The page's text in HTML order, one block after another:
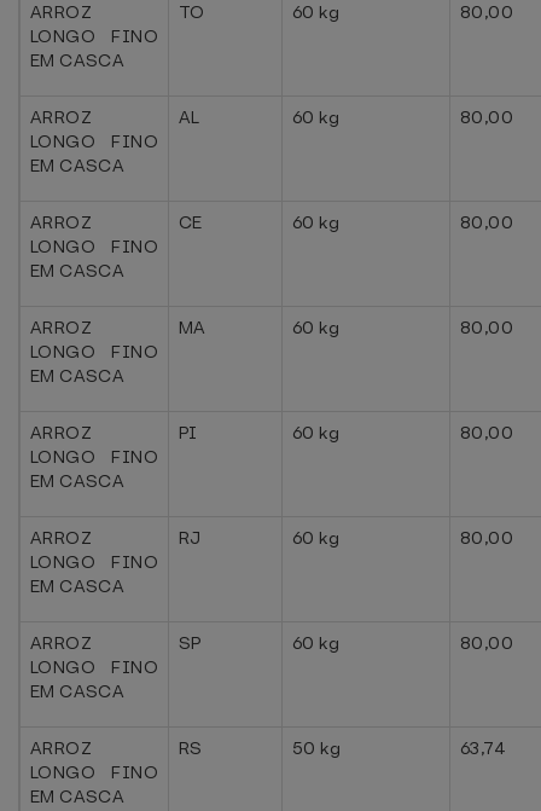
ARROZ
LONGO FINO
EM CASCA
TO 60 kg 80,00
ARROZ
LONGO FINO
EM CASCA
AL 60 kg 80,00
ARROZ
LONGO FINO
EM CASCA
CE 60 kg 80,00
ARROZ
LONGO FINO
EM CASCA
MA 60 kg 80,00
ARROZ
LONGO FINO
EM CASCA
PI 60 kg 80,00
ARROZ
LONGO FINO
EM CASCA
RJ 60 kg 80,00
ARROZ
LONGO FINO
EM CASCA
SP 60 kg 80,00
ARROZ
LONGO FINO
EM CASCA
RS 50 kg 63,74